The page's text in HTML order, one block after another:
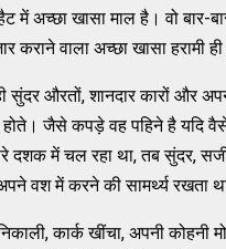
में अच्छा खासा माल है। वो
वाला अच्छा खासा हरामी ही
औरतों, शानदार कारों और
जैसे कपड़े वह पहिने है यदि
में चल रहा था, तब सुंदर,
वश में करने की सामर्थ्य रखता
कार्क खींचा, अपनी